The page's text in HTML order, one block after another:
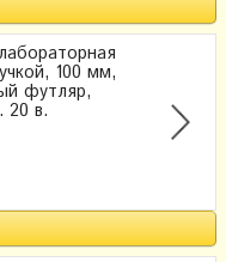
100 мм,
футляр,
20 в.